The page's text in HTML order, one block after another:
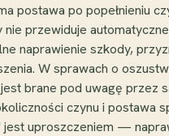
postawa po popełnieniu
przewiduje
naprawienie szkody,
W sprawach o
brane pod uwagę przez
czynu i postawa
uproszczeniem —